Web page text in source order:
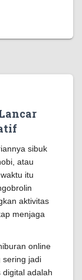
sibuk
atau
itu
aktivitas
menjaga
online
sering jadi
adalah